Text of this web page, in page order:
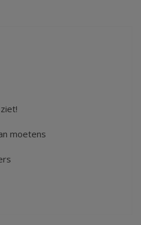
moetens